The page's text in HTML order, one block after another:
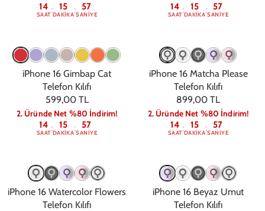
14
SAAT: 15
DAKIKA: 56
SANIYE
14
SAAT: 15
DAKIKA: 56
SANIYE
iPhone 16 Gimbap Cat
Telefon Kılıfı
599,00 TL
2. Üründe Net %80 İndirim!
14
SAAT: 15
DAKIKA: 56
SANIYE
iPhone 16 Matcha Please
Telefon Kılıfı
899,00 TL
2. Üründe Net %80 İndirim!
14
SAAT: 15
DAKIKA: 56
SANIYE
iPhone 16 Watercolor Flowers
Telefon Kılıfı
iPhone 16 Beyaz Umut
Telefon Kılıfı